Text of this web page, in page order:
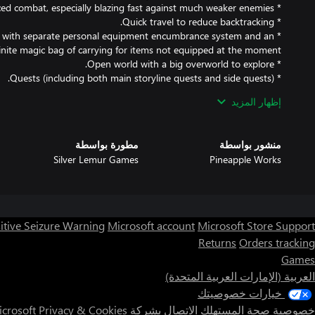
with separate personal equipment encumbrance system and an
can be played in any order you wish. They share the same world
has a separate and self-contained story. There might be some
إظهار المزيد
منشور بواسطة
Pineapple Works
مطورة بواسطة
Silver Lemur Games
Seizure Warning Microsoft account Microsoft Store Support
Returns Orders tracking
Games
العربية (الإمارات العربية المتحدة)
خيارات خصوصيتك
خصوصية صحة المستهلك الاتصال بشركة Microsoft Privacy & Cookies